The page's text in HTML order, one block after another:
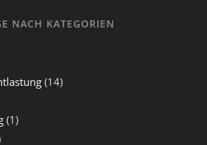
NACH KATEGORIEN
(14)
(1)